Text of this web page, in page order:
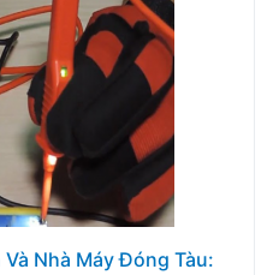
Nhà Máy Đóng Tàu: